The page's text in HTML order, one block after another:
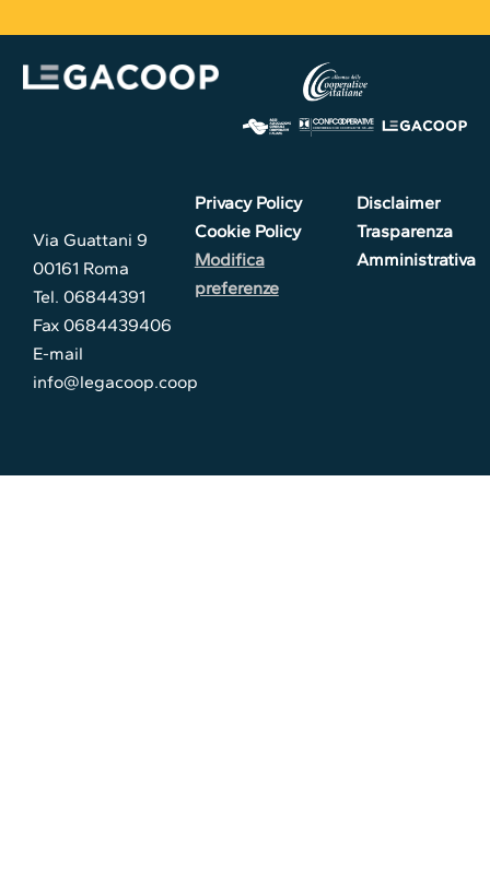
Via Guattani 9
00161 Roma
Tel. 06844391
Fax 0684439406
E-mail
info@legacoop.coop
Privacy Policy
Cookie Policy
Modifica
preferenze
Disclaimer
Trasparenza
Amministrativa